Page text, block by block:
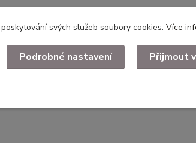
svých služeb soubory cookies. Více
Podrobné nastavení Přijmout